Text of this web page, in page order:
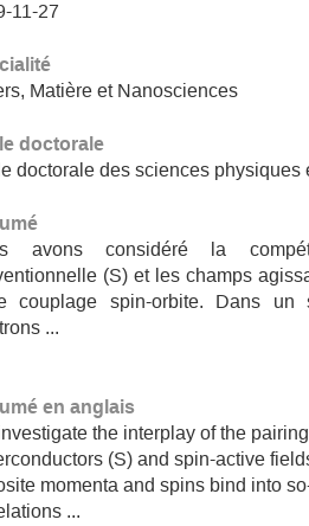
11-27
Matière et Nanosciences
doctorale
doctorale des sciences physiques
avons considéré la
(S) et les champs
couplage spin-orbite. Dans un
...
en anglais
the interplay of the
(S) and spin-active
momenta and spins bind into
...